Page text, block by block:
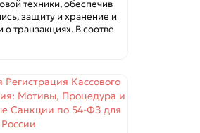
техники, обеспечив
защиту и хранение и
транзакциях. В соотве